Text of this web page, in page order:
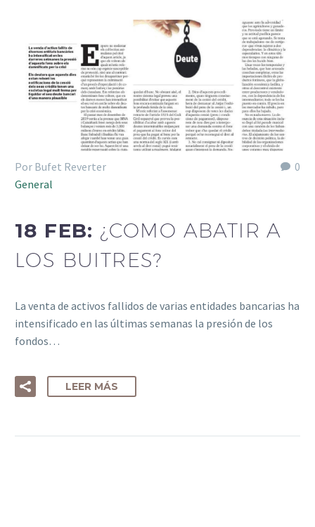
0
Por Bufet Reverter
General
18 FEB: ¿COMO ABATIR A
LOS BUITRES?
La venta de activos fallidos de varias entidades bancarias ha
intensificado en las últimas semanas la presión de los
fondos…
LEER MÁS